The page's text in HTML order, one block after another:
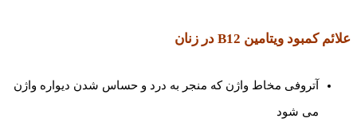
علائم کمبود ویتامین B12 در زنان
آتروفی مخاط واژن که منجر به درد و حساس شدن دیواره واژن
می شود